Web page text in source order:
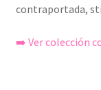
contraportada,
➡️ Ver colección